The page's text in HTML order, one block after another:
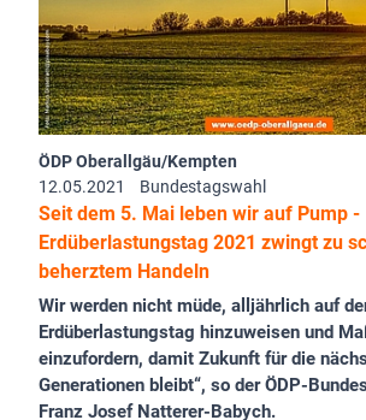
ÖDP Oberallgäu/Kempten
12.05.2021
Bundestagswahl
Seit dem 5. Mai leben wir auf Pump -
Erdüberlastungstag 2021 zwingt zu
beherztem Handeln
Wir werden nicht müde, alljährlich auf
Erdüberlastungstag hinzuweisen und
einzufordern, damit Zukunft für die
Generationen bleibt“, so der ÖDP-
Franz Josef Natterer-Babych.